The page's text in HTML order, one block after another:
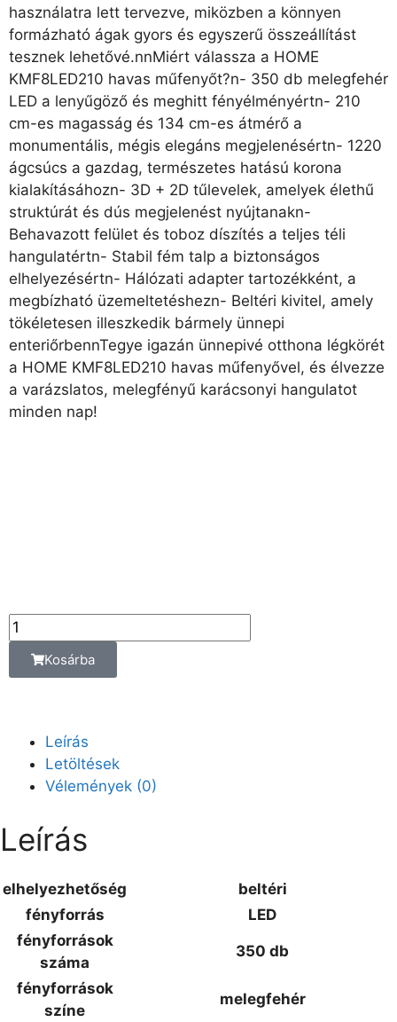
használatra lett tervezve, miközben a könnyen
formázható ágak gyors és egyszerű összeállítást
tesznek lehetővé.nnMiért válassza a HOME
KMF8LED210 havas műfenyőt?n- 350 db melegfehér
LED a lenyűgöző és meghitt fényélményértn- 210
cm-es magasság és 134 cm-es átmérő a
monumentális, mégis elegáns megjelenésértn- 1220
ágcsúcs a gazdag, természetes hatású korona
kialakításáhozn- 3D + 2D tűlevelek, amelyek élethű
struktúrát és dús megjelenést nyújtanakn-
Behavazott felület és toboz díszítés a teljes téli
hangulatértn- Stabil fém talp a biztonságos
elhelyezésértn- Hálózati adapter tartozékként, a
megbízható üzemeltetéshezn- Beltéri kivitel, amely
tökéletesen illeszkedik bármely ünnepi
enteriőrbennTegye igazán ünnepivé otthona légkörét
a HOME KMF8LED210 havas műfenyővel, és élvezze
a varázslatos, melegfényű karácsonyi hangulatot
minden nap!
Kosárba
Leírás
Letöltések
Vélemények (0)
Leírás
elhelyezhetőség
beltéri
fényforrás
LED
fényforrások
száma
350 db
fényforrások
színe
melegfehér